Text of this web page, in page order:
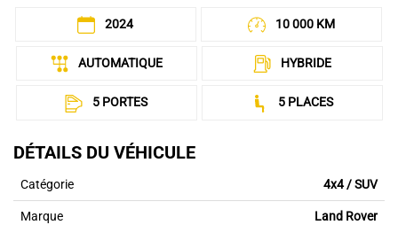
2024 10 000 KM
AUTOMATIQUE HYBRIDE
5 PORTES 5 PLACES
DÉTAILS DU VÉHICULE
Catégorie 4x4 / SUV
Marque Land Rover